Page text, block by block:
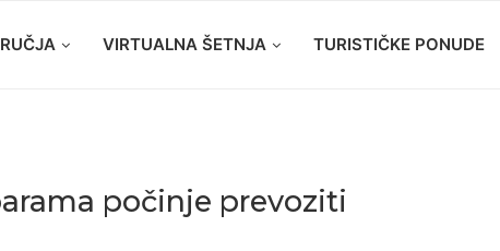
VIRTUALNA ŠETNJA TURISTIČKE PONUDE
počinje prevoziti